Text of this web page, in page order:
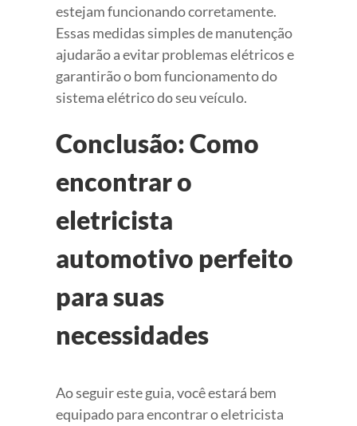
estejam funcionando corretamente.
Essas medidas simples de manutenção
ajudarão a evitar problemas elétricos e
garantirão o bom funcionamento do
sistema elétrico do seu veículo.
Conclusão: Como
encontrar o
eletricista
automotivo perfeito
para suas
necessidades
Ao seguir este guia, você estará bem
equipado para encontrar o eletricista